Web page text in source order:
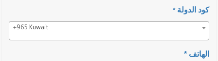
كود الدولة*
+965 Kuwait
الهاتف *